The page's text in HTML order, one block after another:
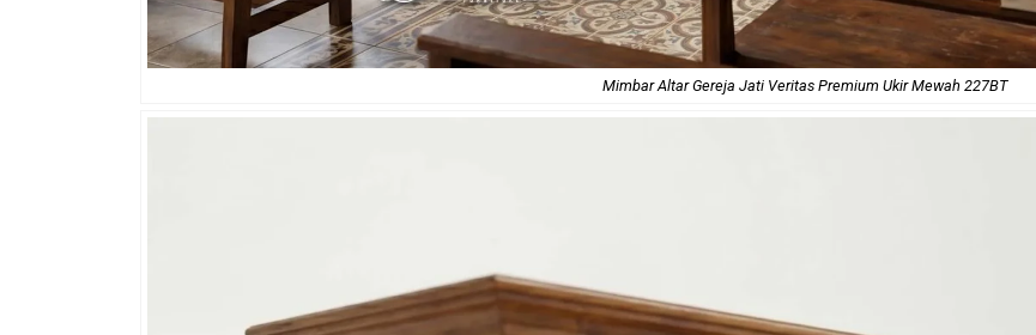
Mimbar Altar Gereja Jati Veritas Premium Ukir Mewah 227BT